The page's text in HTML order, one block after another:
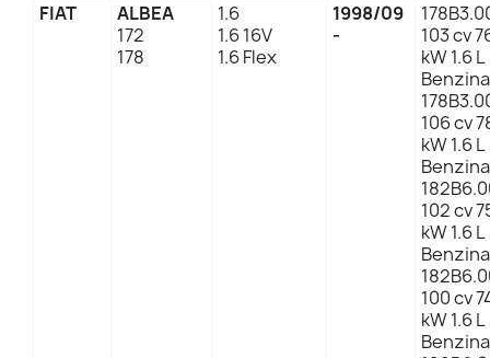
FIAT
ALBEA
172
178
1.6
1.6 16V
1.6 Flex
1998/09
-
103 cv
kW 1.6 L
Benzina
106 cv
kW 1.6 L
Benzina
102 cv
kW 1.6 L
Benzina
100 cv
kW 1.6 L
Benzina